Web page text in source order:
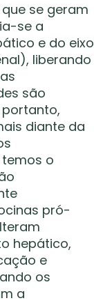
se geram
se a
e do eixo
liberando
são
diante da
o
pró-
hepático,
e
os
a